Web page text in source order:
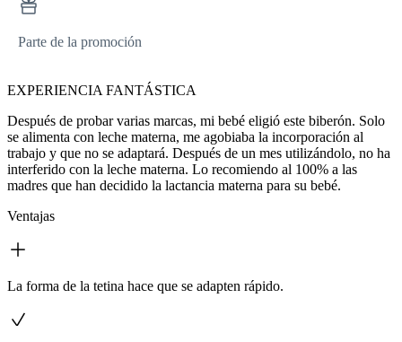
Parte de la promoción
EXPERIENCIA FANTÁSTICA
Después de probar varias marcas, mi bebé eligió este biberón. Solo
se alimenta con leche materna, me agobiaba la incorporación al
trabajo y que no se adaptará. Después de un mes utilizándolo, no ha
interferido con la leche materna. Lo recomiendo al 100% a las
madres que han decidido la lactancia materna para su bebé.
Ventajas
La forma de la tetina hace que se adapten rápido.